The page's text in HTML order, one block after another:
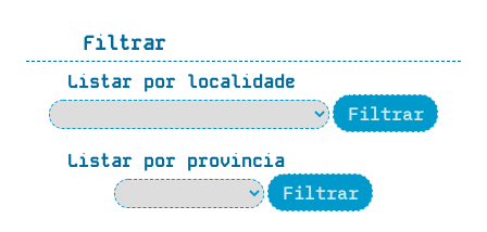
Filtrar
Listar por localidade
Listar por provincia